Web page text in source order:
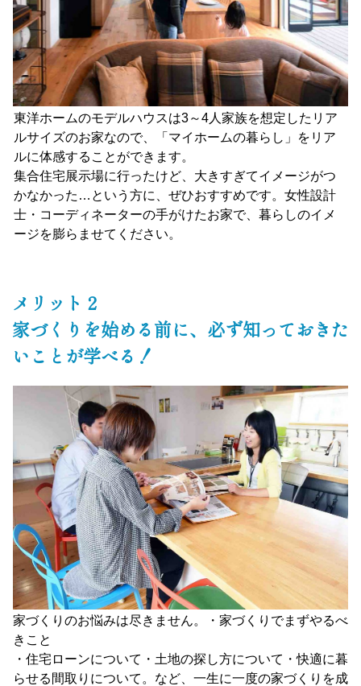
東洋ホームのモデルハウスは3～4人家族を想定したリア
ルサイズのお家なので、「マイホームの暮らし」をリア
ルに体感することができます。
集合住宅展示場に行ったけど、大きすぎてイメージがつ
かなかった…という方に、ぜひおすすめです。女性設計
士・コーディネーターの手がけたお家で、暮らしのイメ
ージを膨らませてください。
メリット２
家づくりを始める前に、必ず知っておきた
いことが学べる！
家づくりのお悩みは尽きません。・家づくりでまずやるべ
きこと
・住宅ローンについて・土地の探し方について・快適に暮
らせる間取りについて。など、一生に一度の家づくりを成